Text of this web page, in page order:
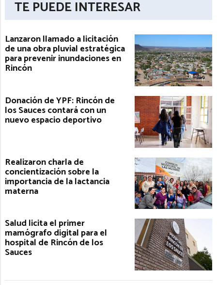
TE PUEDE INTERESAR
Lanzaron llamado a licitación
de una obra pluvial estratégica
para prevenir inundaciones en
Rincón
Donación de YPF: Rincón de
los Sauces contará con un
nuevo espacio deportivo
Realizaron charla de
concientización sobre la
importancia de la lactancia
materna
Salud licita el primer
mamógrafo digital para el
hospital de Rincón de los
Sauces